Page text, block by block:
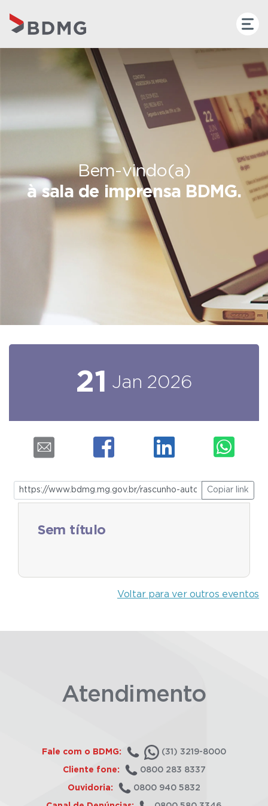
Bem-vindo(a)
à sala de imprensa BDMG.
21 Jan 2026
Copiar link
Sem título
Voltar para ver outros eventos
Atendimento
Fale com o BDMG: (31) 3219-8000
Cliente fone: 0800 283 8337
Ouvidoria: 0800 940 5832